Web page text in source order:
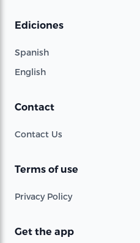
Ediciones
Spanish
English
Contact
Contact Us
Terms of use
Privacy Policy
Get the app